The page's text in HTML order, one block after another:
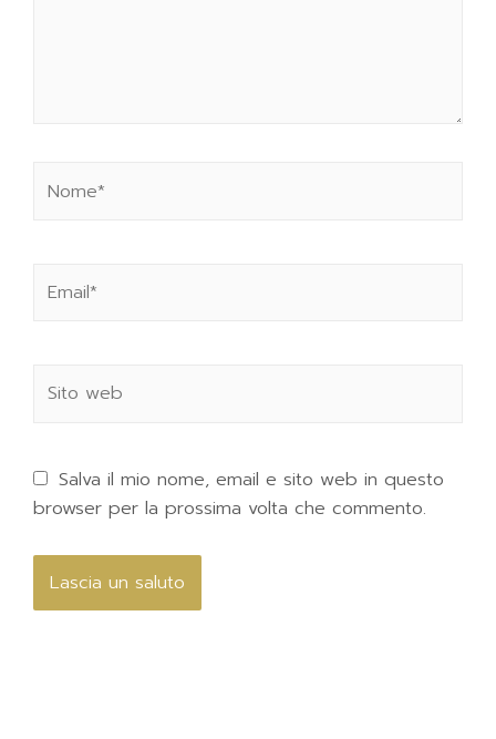
Salva il mio nome, email e sito web in questo
browser per la prossima volta che commento.